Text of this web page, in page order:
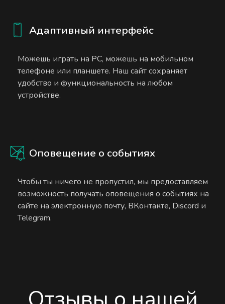
Адаптивный интерфейс
Можешь играть на PC, можешь на мобильном
телефоне или планшете. Наш сайт сохраняет
удобство и функциональность на любом
устройстве.
Оповещение о событиях
Чтобы ты ничего не пропустил, мы предоставляем
возможность получать оповещения о событиях на
сайте на электронную почту, ВКонтакте, Discord и
Telegram.